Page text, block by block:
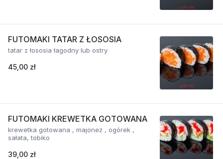
FUTOMAKI TATAR Z ŁOSOSIA
tatar z łososia łagodny lub ostry
45,00 zł
FUTOMAKI KREWETKA GOTOWANA
krewetka gotowana , majonez , ogórek ,
sałata, tobiko
39,00 zł